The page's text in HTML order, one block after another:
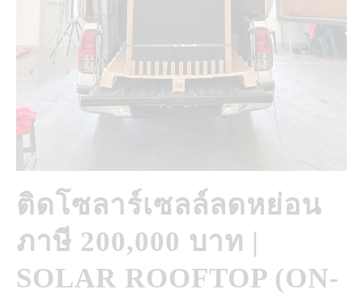
ติดโซลาร์เซลล์ลดหย่อน
ภาษี 200,000 บาท |
SOLAR ROOFTOP (ON-